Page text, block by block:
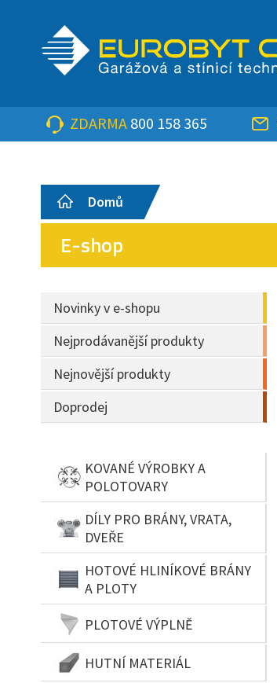
ZDARMA 800 158 365
Domů
E-shop
Novinky v e-shopu
Nejprodávanější produkty
Nejnovější produkty
Doprodej
KOVANÉ VÝROBKY A
POLOTOVARY
DÍLY PRO BRÁNY, VRATA,
DVEŘE
HOTOVÉ HLINÍKOVÉ BRÁNY
A PLOTY
PLOTOVÉ VÝPLNĚ
HUTNÍ MATERIÁL